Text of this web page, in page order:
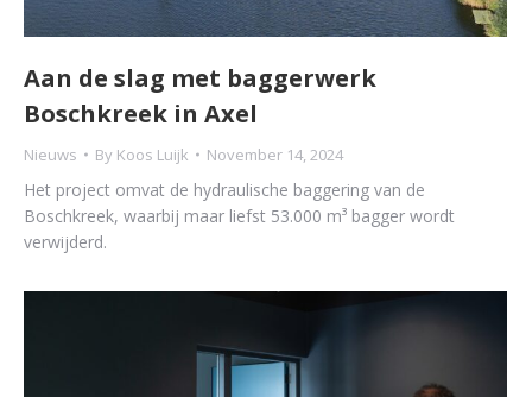
Aan de slag met baggerwerk
Boschkreek in Axel
Nieuws By Koos Luijk November 14, 2024
Het project omvat de hydraulische baggering van de
Boschkreek, waarbij maar liefst 53.000 m³ bagger wordt
verwijderd.